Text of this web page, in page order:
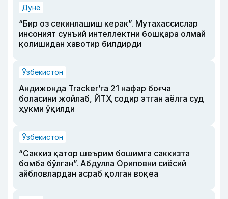
Дунё
“Бир оз секинлашиш керак”. Мутахассислар
инсоният сунъий интеллектни бошқара олмай
қолишидан хавотир билдирди
Ўзбекистон
Андижонда Tracker’га 21 нафар боғча
боласини жойлаб, ЙТҲ содир этган аёлга суд
ҳукми ўқилди
Ўзбекистон
“Саккиз қатор шеърим бошимга саккизта
бомба бўлган”. Абдулла Ориповни сиёсий
айбловлардан асраб қолган воқеа